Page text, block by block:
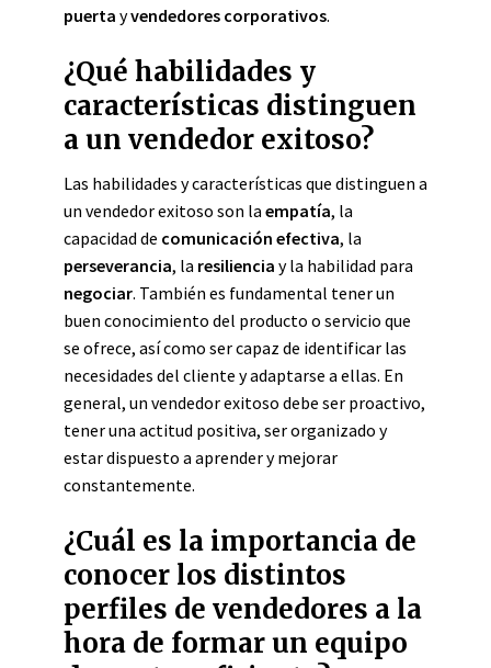
puerta yvendedores corporativos.
¿Qué habilidades y
características distinguen
a un vendedor exitoso?
Las habilidades y características que distinguen a
un vendedor exitoso son la empatía, la
capacidad de comunicación efectiva, la
perseverancia, la resiliencia y la habilidad para
negociar. También es fundamental tener un
buen conocimiento del producto o servicio que
se ofrece, así como ser capaz de identificar las
necesidades del cliente y adaptarse a ellas. En
general, un vendedor exitoso debe ser proactivo,
tener una actitud positiva, ser organizado y
estar dispuesto a aprender y mejorar
constantemente.
¿Cuál es la importancia de
conocer los distintos
perfiles de vendedores a la
hora de formar un equipo